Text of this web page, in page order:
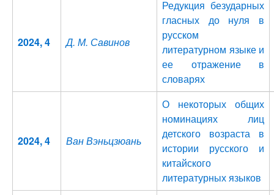
2024, 4 Д. М. Савинов
Редукция безударных
гласных до нуля в
русском
литературном языке и
ее отражение в
словарях
2024, 4 Ван Вэньцзюань
О некоторых общих
номинациях лиц
детского возраста в
истории русского и
китайского
литературных языков